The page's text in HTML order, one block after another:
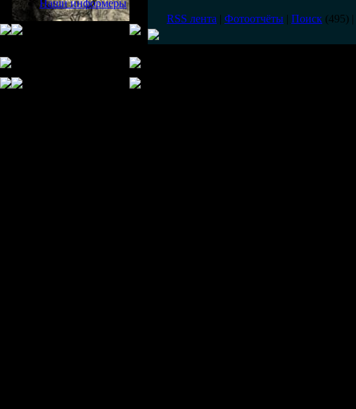
Наши информеры
RSS лента | Фотоотчёты | Поиск (495) |